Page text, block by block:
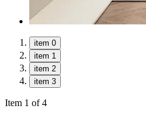
item 0
item 1
item 2
item 3
Item 1 of 4